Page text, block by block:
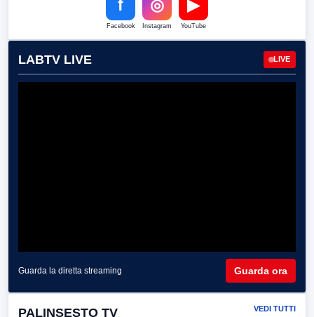
f
Facebook
◎
Instagram
▶
YouTube
LABTV LIVE LIVE
Guarda la diretta streaming Guarda ora
PALINSESTO TV VEDI TUTTI